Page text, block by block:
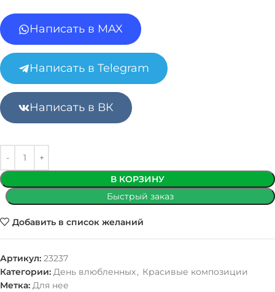
Написать в MAX
Написать в Telegram
Написать в ВК
В КОРЗИНУ
Быстрый заказ
Добавить в список желаний
Артикул: 23237
Категории: День влюбленных, Красивые композиции
Метка: Для нее